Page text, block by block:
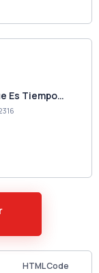
Es Tiempo…
HTML Code